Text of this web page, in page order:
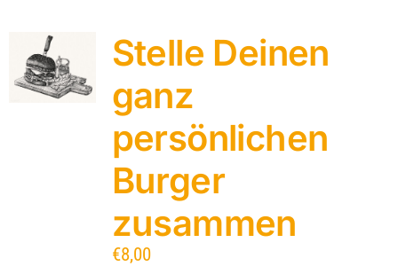
Stelle Deinen
ganz
persönlichen
Burger
zusammen
€8,00